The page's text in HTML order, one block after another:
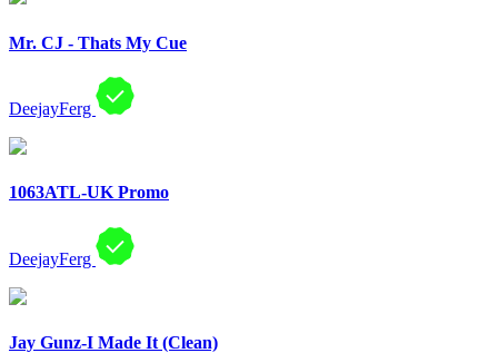
Mr. CJ - Thats My Cue
DeejayFerg
1063ATL-UK Promo
DeejayFerg
Jay Gunz-I Made It (Clean)